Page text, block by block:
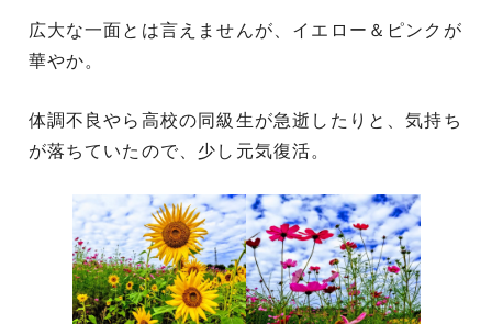
広大な一面とは言えませんが、イエロー＆ピンクが
華やか。
体調不良やら高校の同級生が急逝したりと、気持ち
が落ちていたので、少し元気復活。